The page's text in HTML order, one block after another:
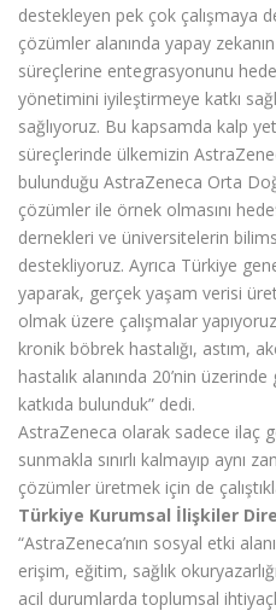
destekleyen pek çok çalışmaya
çözümler alanında yapay
süreçlerine entegrasyonunu
yönetimini iyileştirmeye katkı
sağlıyoruz. Bu kapsamda kalp
süreçlerinde ülkemizin
bulunduğu AstraZeneca Orta
çözümler ile örnek olmasını
dernekleri ve üniversitelerin
destekliyoruz. Ayrıca Türkiye
yaparak, gerçek yaşam verisi
olmak üzere çalışmalar
kronik böbrek hastalığı, astım,
hastalık alanında 20’nin
katkıda bulunduk” dedi.
AstraZeneca olarak sadece ilaç
sunmakla sınırlı kalmayıp aynı
çözümler üretmek için de
Türkiye Kurumsal İlişkiler
“AstraZeneca’nın sosyal etki
erişim, eğitim, sağlık
acil durumlarda toplumsal